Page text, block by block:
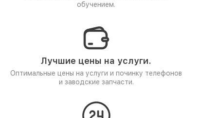
обучением.
Лучшие цены на услуги.
Оптимальные цены на услуги и починку телефонов
и заводские запчасти.